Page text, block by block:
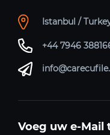
Istanbul /
+44 7946
Voeg uw e-